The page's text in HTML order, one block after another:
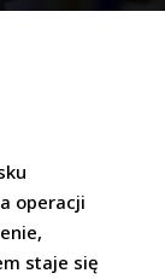
operacji
staje się